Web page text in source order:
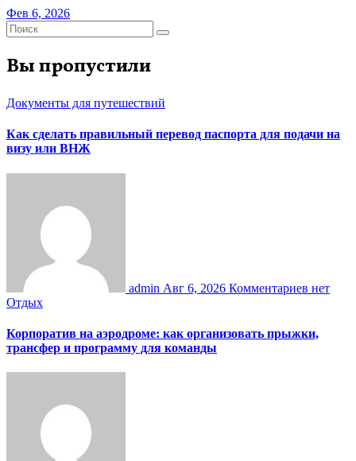
Фев 6, 2026
Вы пропустили
Документы для путешествий
Как сделать правильный перевод паспорта для подачи на
визу или ВНЖ
admin Авг 6, 2026 Комментариев нет
Отдых
Корпоратив на аэродроме: как организовать прыжки,
трансфер и программу для команды